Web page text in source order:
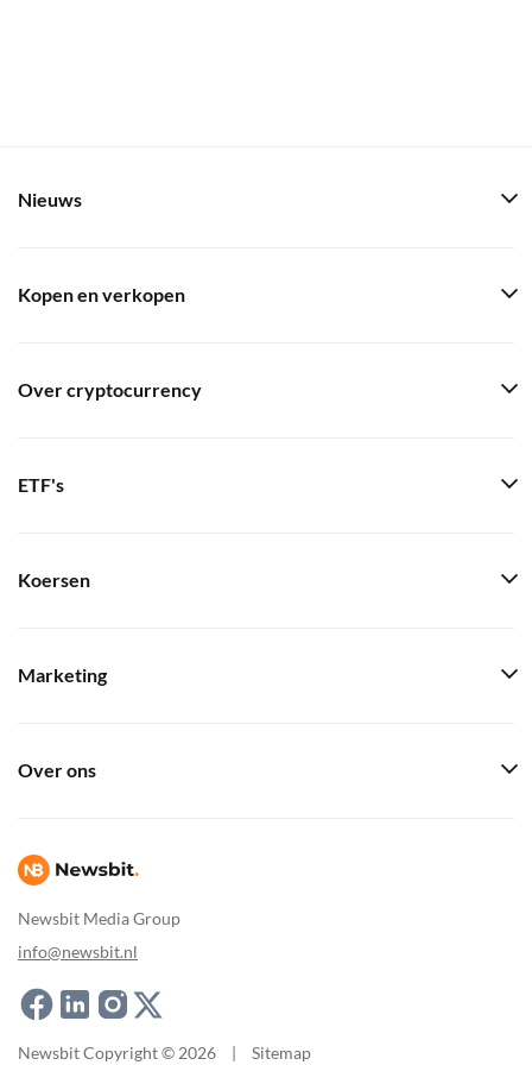
Newsbit Media Group
info@newsbit.nl
Nieuws
Kopen en verkopen
Over cryptocurrency
ETF's
Koersen
Marketing
Over ons
Newsbit Copyright © 2026 | Sitemap